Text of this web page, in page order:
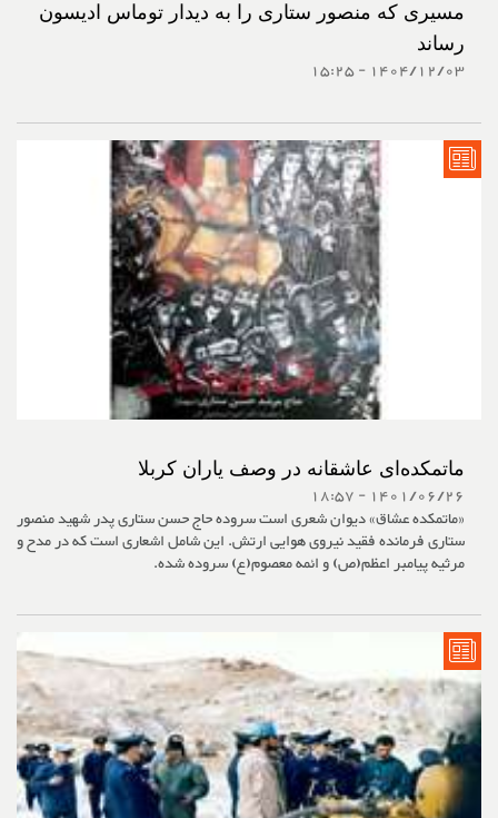
مسیری که منصور ستاری را به دیدار توماس ادیسون
رساند
1404/12/03 - 15:25
ماتمکده‌ای عاشقانه در وصف یاران کربلا
1401/06/26 - 18:57
«ماتمکده عشاق» دیوان شعری است سروده حاج حسن ستاری پدر شهید منصور
ستاری فرمانده فقید نیروی هوایی ارتش. این شامل اشعاری است که در مدح و
مرثیه پیامبر اعظم(ص) و ائمه معصوم(ع) سروده شده.